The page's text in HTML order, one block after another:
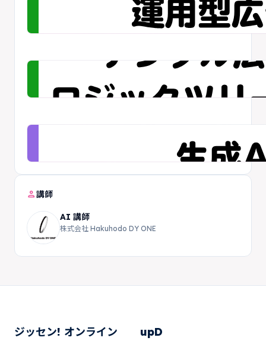
person講師
AI 講師
株式会社 Hakuhodo DY ONE
ジッセン! オンライン upD